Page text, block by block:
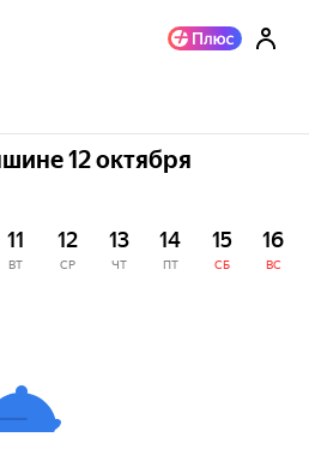
12 октября
11
ВТ
12
СР
13
ЧТ
14
ПТ
15
СБ
16
ВС